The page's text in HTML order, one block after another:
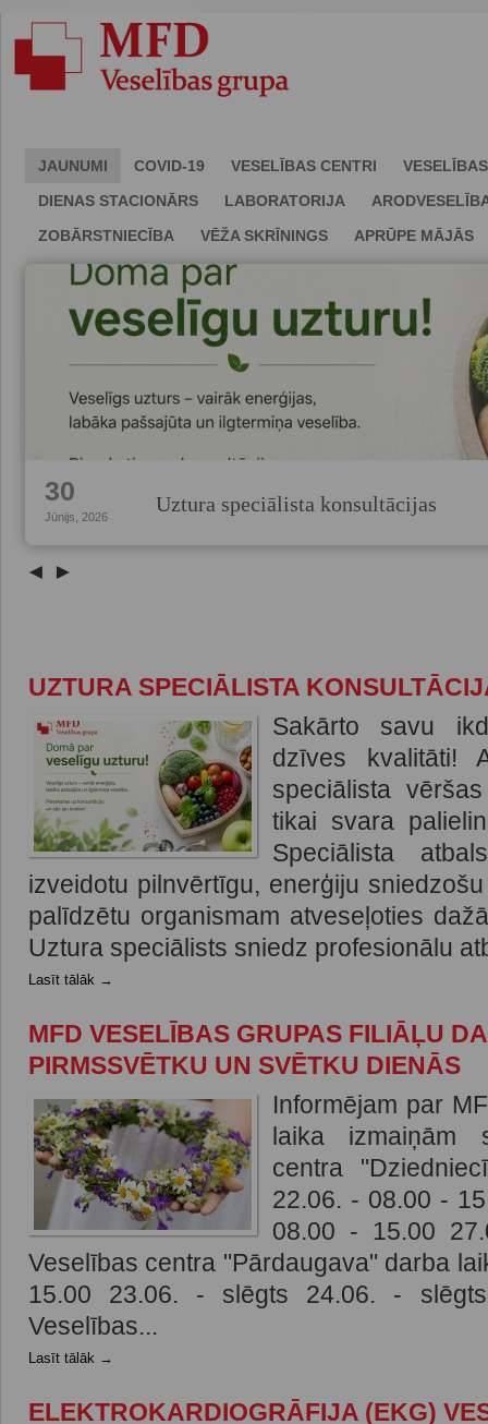
JAUNUMI COVID-19 VESELĪBAS CENTRI
DIENAS STACIONĀRS
LABORATORIJA
ZOBĀRSTNIECĪBA
VĒŽA SKRĪNINGS APRŪPE MĀJĀS
30
Jūnijs, 2026
Uztura speciālista konsultācijas
◄ ►
UZTURA SPECIĀLISTA
Sakārto savu
dzīves kvalitāti!
speciālista
tikai svara
Speciālista
izveidotu pilnvērtīgu, enerģiju
palīdzētu organismam atveseļoties
Uztura speciālists sniedz profesionālu
Lasīt tālāk →
MFD VESELĪBAS GRUPAS FILIĀĻU
PIRMSSVĒTKU UN SVĒTKU DIENĀS
Informējam par
laika izmaiņām
centra
22.06. - 08.00 -
08.00 - 15.00
Veselības centra "Pārdaugava" darba
15.00 23.06. - slēgts 24.06. -
Veselības...
Lasīt tālāk →
ELEKTROKARDIOGRĀFIJA (EKG)